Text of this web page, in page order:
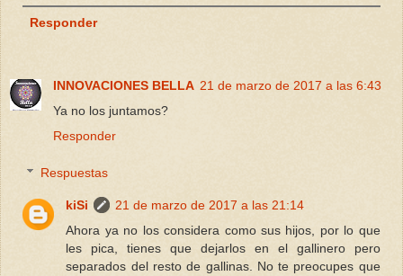
Responder
INNOVACIONES BELLA 21 de marzo de 2017 a las 6:43
Ya no los juntamos?
Responder
Respuestas
kiSi
21 de marzo de 2017 a las 21:14
Ahora ya no los considera como sus hijos, por lo que
les pica, tienes que dejarlos en el gallinero pero
separados del resto de gallinas. No te preocupes que